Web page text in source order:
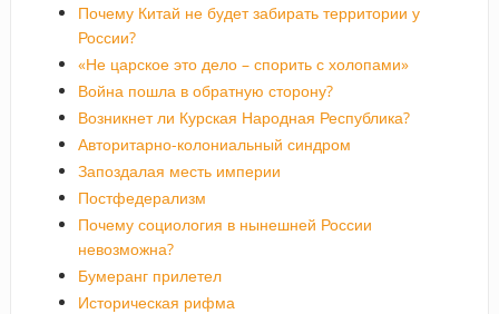
Почему Китай не будет забирать территории у
России?
«Не царское это дело – спорить с холопами»
Война пошла в обратную сторону?
Возникнет ли Курская Народная Республика?
Авторитарно-колониальный синдром
Запоздалая месть империи
Постфедерализм
Почему социология в нынешней России
невозможна?
Бумеранг прилетел
Историческая рифма